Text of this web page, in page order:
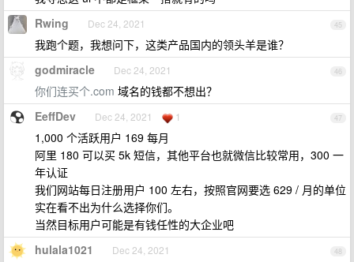
45
Rwing Dec 24, 2021
我跑个题，我想问下，这类产品国内的领头羊是谁？
46
godmiracle Dec 24, 2021
你们连买个.com 域名的钱都不想出？
47
EeffDev Dec 24, 2021 1
1,000 个活跃用户 169 每月
阿里 180 可以买 5k 短信，其他平台也就微信比较常用，300 一
年认证
我们网站每日注册用户 100 左右，按照官网要选 629 / 月的单位
实在看不出为什么选择你们。
当然目标用户可能是有钱任性的大企业吧
48
hulala1021 Dec 24, 2021